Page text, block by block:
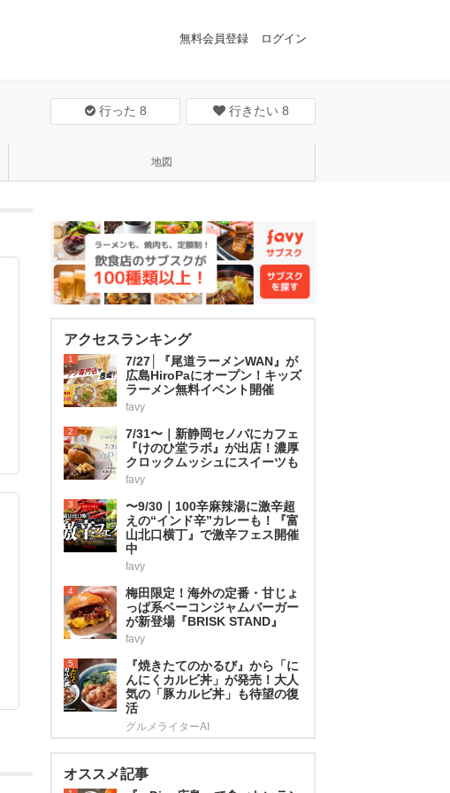
無料会員登録 ログイン
行った 8 行きたい 8
地図
アクセスランキング
1
7/27│『尾道ラーメンWAN』が
広島HiroPaにオープン！キッズ
ラーメン無料イベント開催
favy
2
7/31〜｜新静岡セノバにカフェ
『けのひ堂ラボ』が出店！濃厚
クロックムッシュにスイーツも
favy
3
〜9/30｜100辛麻辣湯に激辛超
えの“インド辛”カレーも！『富
山北口横丁』で激辛フェス開催
中
favy
4
梅田限定！海外の定番・甘じょ
っぱ系ベーコンジャムバーガー
が新登場『BRISK STAND』
favy
5
『焼きたてのかるび』から「に
んにくカルビ丼」が発売！大人
気の「豚カルビ丼」も待望の復
活
グルメライターAI
オススメ記事